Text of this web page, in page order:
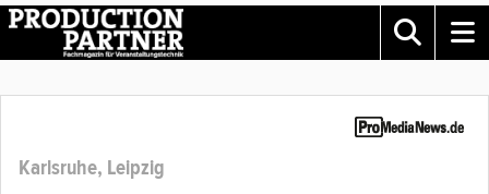
Karlsruhe, Leipzig